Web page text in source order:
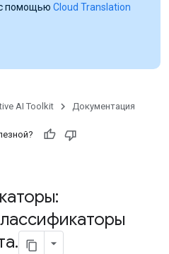
помощью Cloud Translation
AI Toolkit Документация
.